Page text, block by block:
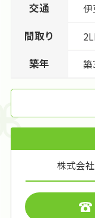
交通 伊
間取り
築年 築
株式会